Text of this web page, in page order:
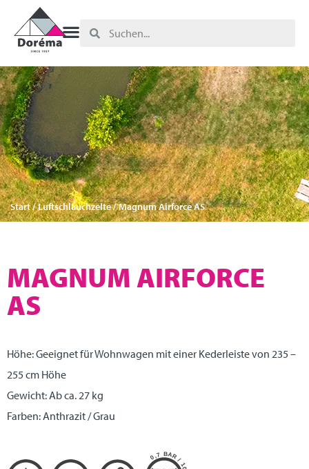
Start/Luftschlauchzelte/ Magnum Airforce AS
MAGNUM AIRFORCE
AS
Höhe: Geeignet für Wohnwagen mit einer Kederleiste von 235 –
255 cm Höhe
Gewicht: Ab ca. 27 kg
Farben: Anthrazit / Grau